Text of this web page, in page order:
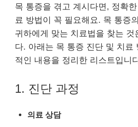
목 통증을 겪고 계시다면, 정확
료 방법이 꼭 필요해요. 목 통증
귀하에게 맞는 치료법을 찾는 것
다. 아래는 목 통증 진단 및 치료
적인 내용을 정리한 리스트입니
1. 진단 과정
의료 상담